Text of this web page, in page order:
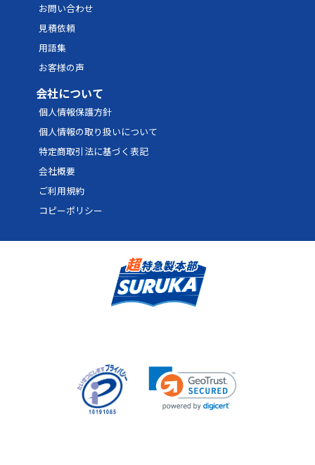
お問い合わせ
見積依頼
用語集
お客様の声
会社について
個人情報保護方針
個人情報の取り扱いについて
特定商取引法に基づく表記
会社概要
ご利用規約
コピーポリシー